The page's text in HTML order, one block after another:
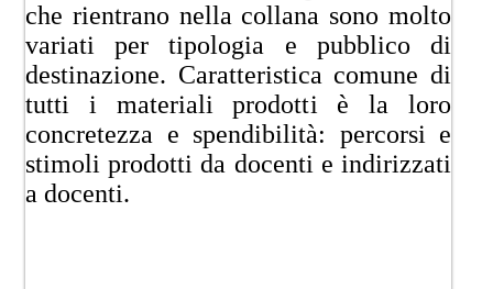
che rientrano nella collana sono molto
variati per tipologia e pubblico di
destinazione. Caratteristica comune di
tutti i materiali prodotti è la loro
concretezza e spendibilità: percorsi e
stimoli prodotti da docenti e indirizzati
a docenti.